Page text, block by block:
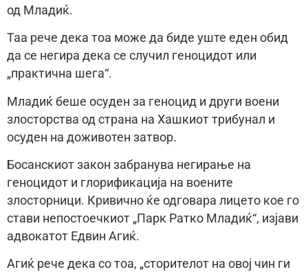
од Младиќ.
Таа рече дека тоа може да биде уште еден обид
да се негира дека се случил геноцидот или
„практична шега“.
Младиќ беше осуден за геноцид и други воени
злосторства од страна на Хашкиот трибунал и
осуден на доживотен затвор.
Босанскиот закон забранува негирање на
геноцидот и глорификација на воените
злосторници. Кривично ќе одговара лицето кое го
стави непостоечкиот „Парк Ратко Младиќ“, изјави
адвокатот Едвин Агиќ.
Агиќ рече дека со тоа, „сторителот на овој чин ги